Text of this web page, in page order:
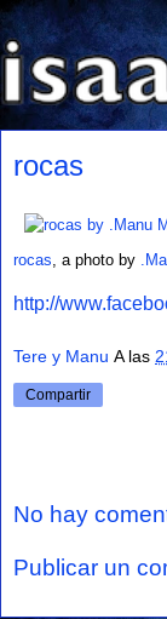
rocas
rocas, a photo by
http://
Tere y Manu A las
Compartir
No hay
Publicar un